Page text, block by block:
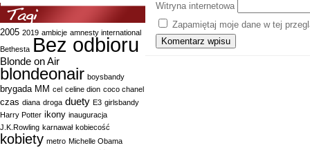
Tagi
2005 2019 ambicje amnesty international
Bethesta Bez odbioru
Blonde on Air
blondeonair boysbandy
brygada MM cel celine dion coco chanel
czas diana droga duety E3 girlsbandy
Harry Potter ikony inauguracja
J.K.Rowling karnawał kobiecość
kobiety metro Michelle Obama
Witryna internetowa
Zapamiętaj moje dane w tej